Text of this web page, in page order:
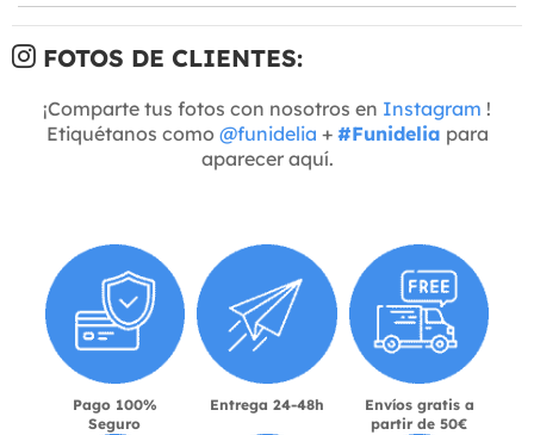
FOTOS DE CLIENTES:
¡Comparte tus fotos con nosotros en Instagram !
Etiquétanos como @funidelia + #Funidelia para
aparecer aquí.
Pago 100%
Seguro
Entrega 24-48h
Envíos gratis a
partir de 50€